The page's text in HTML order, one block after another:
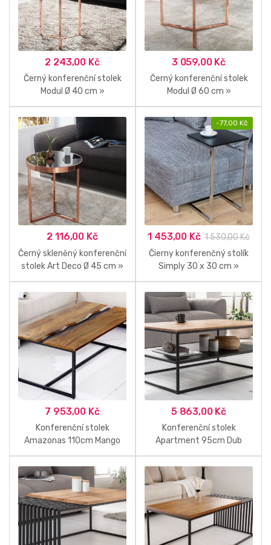
2 243,00 Kč
Černý konferenční stolek
Modul Ø 40 cm »
3 059,00 Kč
Černý konferenční stolek
Modul Ø 60 cm »
2 116,00 Kč
Černý skleněný konferenční
stolek Art Deco Ø 45 cm »
-77,00 Kč
1 453,00 Kč 1 530,00Kč
Čierny konferenčný stolík
Simply 30 x 30 cm »
7 953,00 Kč
Konferenční stolek
Amazonas 110cm Mango
Břidlice
5 863,00 Kč
Konferenční stolek
Apartment 95cm Dub